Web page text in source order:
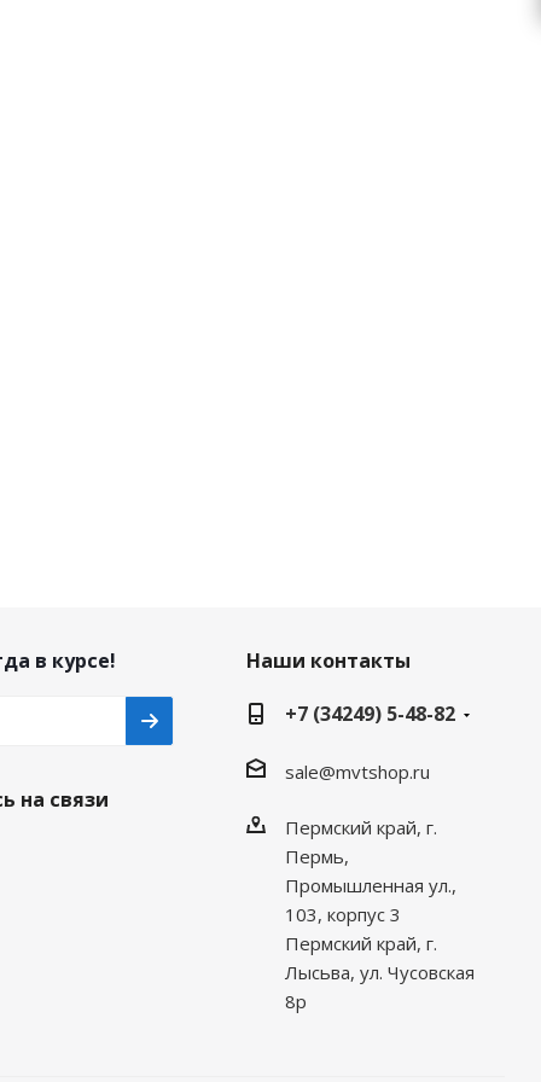
в курсе!
на связи
Наши контакты
+7 (34249) 5-48-82
sale@mvtshop.ru
Пермский край, г.
Пермь,
Промышленная ул.,
103, корпус 3
Пермский край, г.
Лысьва, ул. Чусовская
8р